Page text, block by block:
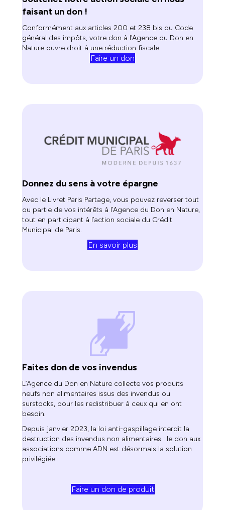
faisant un don !
Conformément aux articles 200 et 238 bis du Code
général des impôts, votre don à l’Agence du Don en
Nature ouvre droit à une réduction fiscale.
Faire un don
Donnez du sens à votre épargne
Avec le Livret Paris Partage, vous pouvez reverser tout
ou partie de vos intérêts à l’Agence du Don en Nature,
tout en participant à l’action sociale du Crédit
Municipal de Paris.
En savoir plus
Faites don de vos invendus
L’Agence du Don en Nature collecte vos produits
neufs non alimentaires issus des invendus ou
surstocks, pour les redistribuer à ceux qui en ont
besoin.
Depuis janvier 2023, la loi anti-gaspillage interdit la
destruction des invendus non alimentaires : le don aux
associations comme ADN est désormais la solution
privilégiée.
Faire un don de produit